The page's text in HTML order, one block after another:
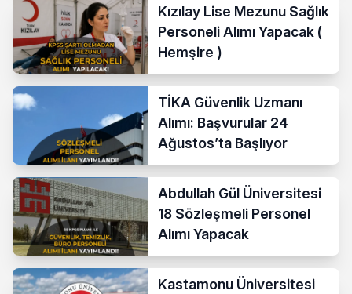
Kızılay Lise Mezunu Sağlık
Personeli Alımı Yapacak (
Hemşire )
TİKA Güvenlik Uzmanı
Alımı: Başvurular 24
Ağustos’ta Başlıyor
Abdullah Gül Üniversitesi
18 Sözleşmeli Personel
Alımı Yapacak
Kastamonu Üniversitesi